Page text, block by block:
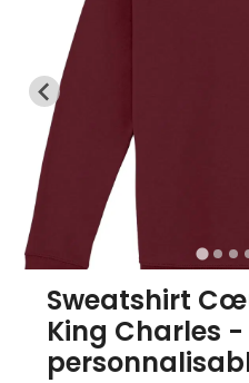
Sweatshirt
King Charles